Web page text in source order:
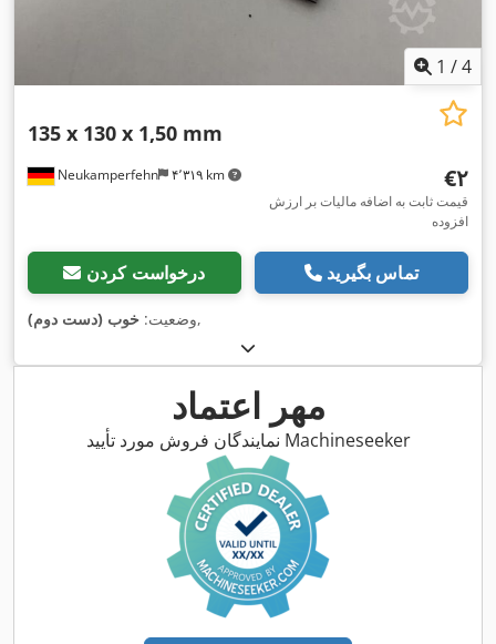
1 /4
Neukamperfehn ۴٬۳۱۹ km
135 x 130 x 1,50 mm
‎€۲
قیمت ثابت به اضافه مالیات بر ارزش
افزوده
درخواست کردن تماس بگیرید
وضعیت: خوب (دست دوم) ,
مهر اعتماد
نمایندگان فروش مورد تأیید Machineseeker